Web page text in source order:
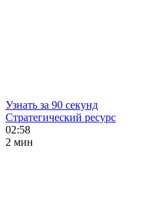
Узнать за 90 секунд
Стратегический ресурс
02:58
2 мин